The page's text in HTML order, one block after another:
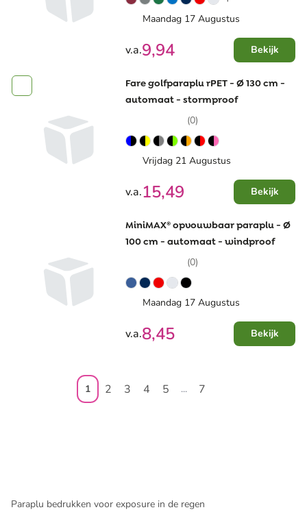
Maandag 17 Augustus
v.a.9,94 Bekijk
Fare golfparaplu rPET - Ø 130 cm -
automaat - stormproof
(0)
Vrijdag 21 Augustus
v.a.15,49 Bekijk
MiniMAX® opvouwbaar paraplu - Ø
100 cm - automaat - windproof
(0)
Maandag 17 Augustus
v.a.8,45 Bekijk
1 2 3 4 5 ... 7
Paraplu bedrukken voor exposure in de regen